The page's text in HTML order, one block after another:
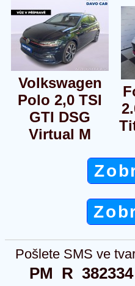
Volkswagen
Polo 2,0 TSI
GTI DSG
Virtual M
Pošlete SMS ve
PM  R  382334